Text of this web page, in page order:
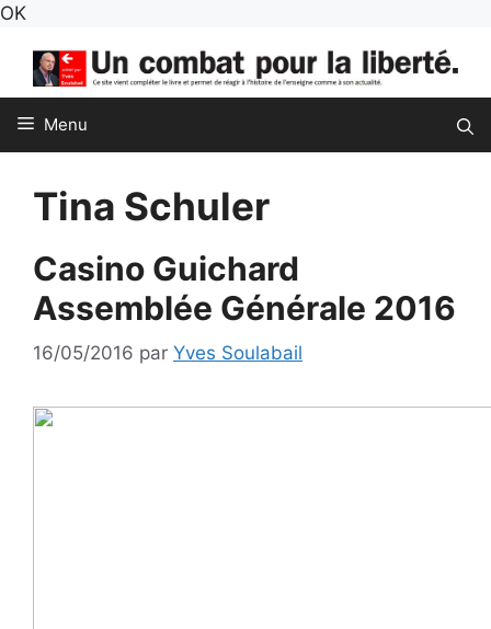
OKAller
contenu
Menu
Tina Schuler
Casino Guichard
Assemblée Générale 2016
16/05/2016 par Yves Soulabail